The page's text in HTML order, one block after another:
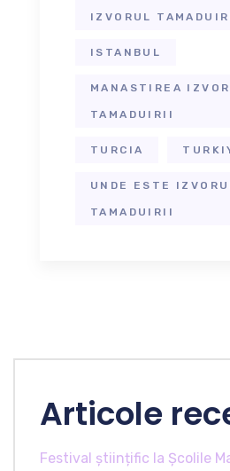
IZVORUL
ISTANBUL
MANASTIREA
TAMADUIRII
TURCIA
UNDE ESTE
TAMADUIRII
Articole
Festival științific la Școlile